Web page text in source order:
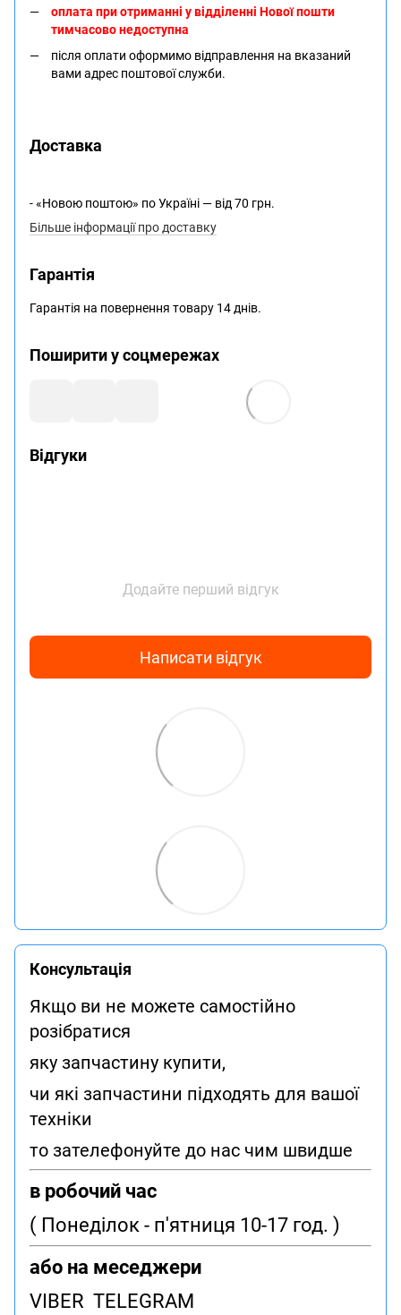
оплата при отриманні у відділенні Нової пошти
тимчасово недоступна
після оплати оформимо відправлення на вказаний
вами адрес поштової служби.
Доставка
- «Новою поштою» по Україні — від 70 грн.
Більше інформації про доставку
Гарантія
Гарантія на повернення товару 14 днів.
Поширити у соцмережах
Відгуки
Додайте перший відгук
Написати відгук
Консультація
Якщо ви не можете самостійно
розібратися
яку запчастину купити,
чи які запчастини підходять для вашої
техніки
то зателефонуйте до нас чим швидше
в робочий час
( Понеділок - п'ятниця 10-17 год. )
або на меседжери
VIBER TELEGRAM